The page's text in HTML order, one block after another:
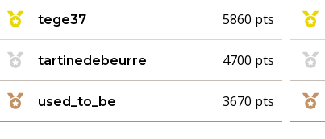
tege37 5860 pts
tartinedebeurre 4700 pts
used_to_be 3670 pts